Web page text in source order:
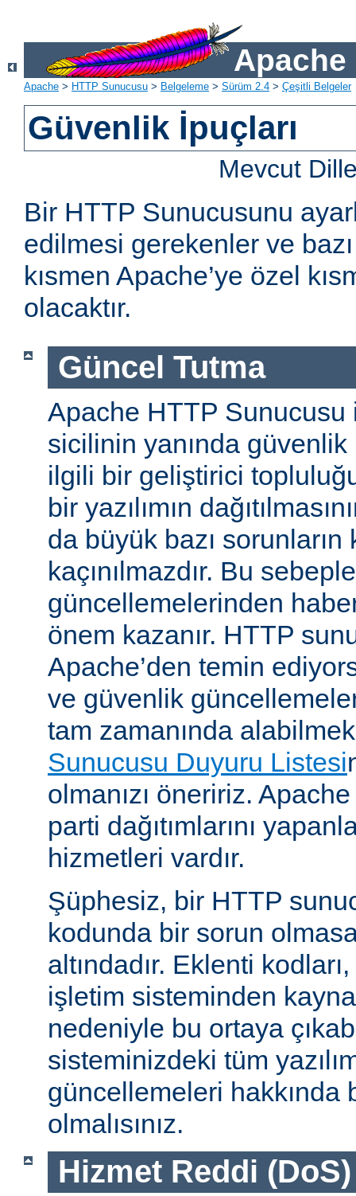
Apache
Apache > HTTP Sunucusu > Belgeleme > Sürüm 2.4 > Çeşitli Belgeler
Güvenlik İpuçları
Mevcut
Bir HTTP Sunucusunu
edilmesi gerekenler ve
kısmen Apache’ye özel
olacaktır.
Güncel Tutma
Apache HTTP Sunucusu
sicilinin yanında
ilgili bir geliştirici
bir yazılımın
da büyük bazı
kaçınılmazdır. Bu
güncellemelerinden
önem kazanır. HTTP
Apache’den temin
ve güvenlik
tam zamanında
Sunucusu Duyuru Listesi
olmanızı öneririz. Apache
parti dağıtımlarını
hizmetleri vardır.
Şüphesiz, bir HTTP
kodunda bir sorun
altındadır. Eklenti
işletim sisteminden
nedeniyle bu ortaya
sisteminizdeki tüm
güncellemeleri hakkında
olmalısınız.
Hizmet Reddi (DoS)